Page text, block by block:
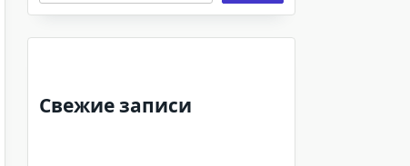
Свежие записи